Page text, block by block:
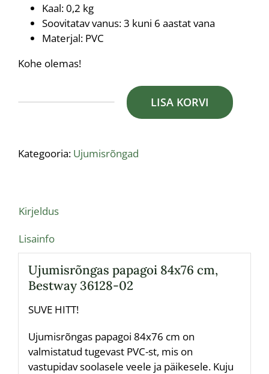
Kaal: 0,2 kg
Soovitatav vanus: 3 kuni 6 aastat vana
Materjal: PVC
Kohe olemas!
Ujumisrõngas
kogus
LISA KORVI
Kategooria: Ujumisrõngad
Kirjeldus
Lisainfo
Ujumisrõngas papagoi 84х76 cm,
Bestway 36128-02
SUVE HITT!
Ujumisrõngas papagoi 84х76 cm on
valmistatud tugevast PVC-st, mis on
vastupidav soolasele veele ja päikesele. Kuju